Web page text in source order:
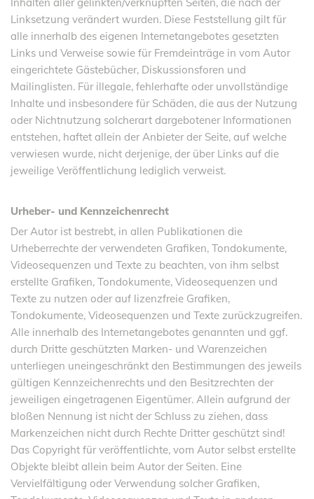
Inhalten aller gelinkten/verknüpften Seiten, die nach der
Linksetzung verändert wurden. Diese Feststellung gilt für
alle innerhalb des eigenen Internetangebotes gesetzten
Links und Verweise sowie für Fremdeinträge in vom Autor
eingerichtete Gästebücher, Diskussionsforen und
Mailinglisten. Für illegale, fehlerhafte oder unvollständige
Inhalte und insbesondere für Schäden, die aus der Nutzung
oder Nichtnutzung solcherart dargebotener Informationen
entstehen, haftet allein der Anbieter der Seite, auf welche
verwiesen wurde, nicht derjenige, der über Links auf die
jeweilige Veröffentlichung lediglich verweist.
Urheber- und Kennzeichenrecht
Der Autor ist bestrebt, in allen Publikationen die
Urheberrechte der verwendeten Grafiken, Tondokumente,
Videosequenzen und Texte zu beachten, von ihm selbst
erstellte Grafiken, Tondokumente, Videosequenzen und
Texte zu nutzen oder auf lizenzfreie Grafiken,
Tondokumente, Videosequenzen und Texte zurückzugreifen.
Alle innerhalb des Internetangebotes genannten und ggf.
durch Dritte geschützten Marken- und Warenzeichen
unterliegen uneingeschränkt den Bestimmungen des jeweils
gültigen Kennzeichenrechts und den Besitzrechten der
jeweiligen eingetragenen Eigentümer. Allein aufgrund der
bloßen Nennung ist nicht der Schluss zu ziehen, dass
Markenzeichen nicht durch Rechte Dritter geschützt sind!
Das Copyright für veröffentlichte, vom Autor selbst erstellte
Objekte bleibt allein beim Autor der Seiten. Eine
Vervielfältigung oder Verwendung solcher Grafiken,